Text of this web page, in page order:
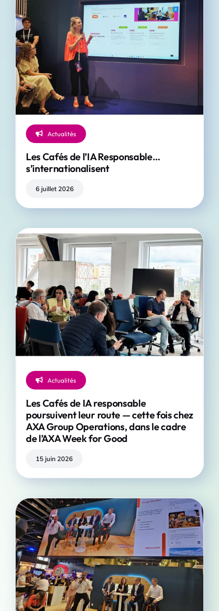
Actualités
Les Cafés de l’IA Responsable…
s’internationalisent
6 juillet 2026
Actualités
Les Cafés de IA responsable
poursuivent leur route — cette fois chez
AXA Group Operations, dans le cadre
de l’AXA Week for Good
15 juin 2026